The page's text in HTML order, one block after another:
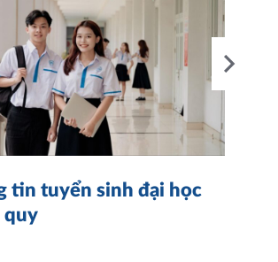
tin tuyển sinh đại học
quy